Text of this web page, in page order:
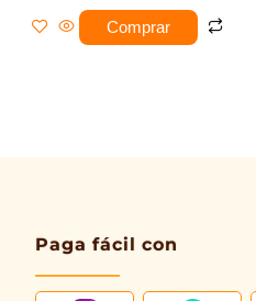
de 5
Comprar
Paga fácil con